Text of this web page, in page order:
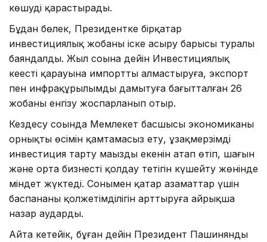
көшуді қарастырады.
Бұдан бөлек, Президентке бірқатар
инвестициялық жобаны іске асыру барысы туралы
баяндалды. Жыл соңына дейін Инвестициялық
кеңестің қарауына импортты алмастыруға, экспорт
пен инфрақұрылымды дамытуға бағытталған 26
жобаны енгізу жоспарланып отыр.
Кездесу соңында Мемлекет басшысы экономиканың
орнықты өсімін қамтамасыз ету, ұзақмерзімді
инвестиция тарту маңызды екенін атап өтіп, шағын
және орта бизнесті қолдау тетігін күшейту жөнінде
міндет жүктеді. Сонымен қатар азаматтар үшін
баспананың қолжетімділігін арттыруға айрықша
назар аударды.
Айта кетейік, бұған дейін Президент Пашинянды